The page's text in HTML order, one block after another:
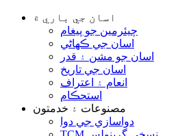
اسان جي باري ۾
چيئرمين جو پيغام
اسان جي ڪهاڻي
اسان جو مشن ۽ قدر
اسان جي تاريخ
انعام ۽ اعتراف
استحڪام
مصنوعات ۽ خدمتون
دواسازي جي دوا